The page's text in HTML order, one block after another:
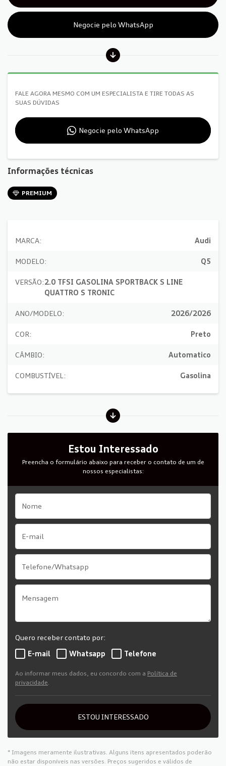
Negocie pelo WhatsApp
FALE AGORA MESMO COM UM ESPECIALISTA E TIRE TODAS AS
SUAS DÚVIDAS
Negocie pelo WhatsApp
Informações técnicas
PREMIUM
MARCA: Audi
MODELO: Q5
VERSÃO:2.0 TFSI GASOLINA SPORTBACK S LINE
QUATTRO S TRONIC
ANO/MODELO: 2026/2026
COR: Preto
CÂMBIO: Automatico
COMBUSTÍVEL: Gasolina
Estou Interessado
Preencha o formulário abaixo para receber o contato de um de
nossos especialistas:
Quero receber contato por:
E-mail
Whatsapp Telefone
Ao informar meus dados, eu concordo com a Política de
privacidade.
ESTOU INTERESSADO
* Imagens meramente ilustrativas. Alguns itens apresentados poderão
não estar disponíveis nas versões. Preços sugeridos e válidos de